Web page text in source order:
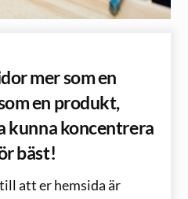
mer som en
en produkt,
kunna koncentrera
bäst!
att er hemsida är